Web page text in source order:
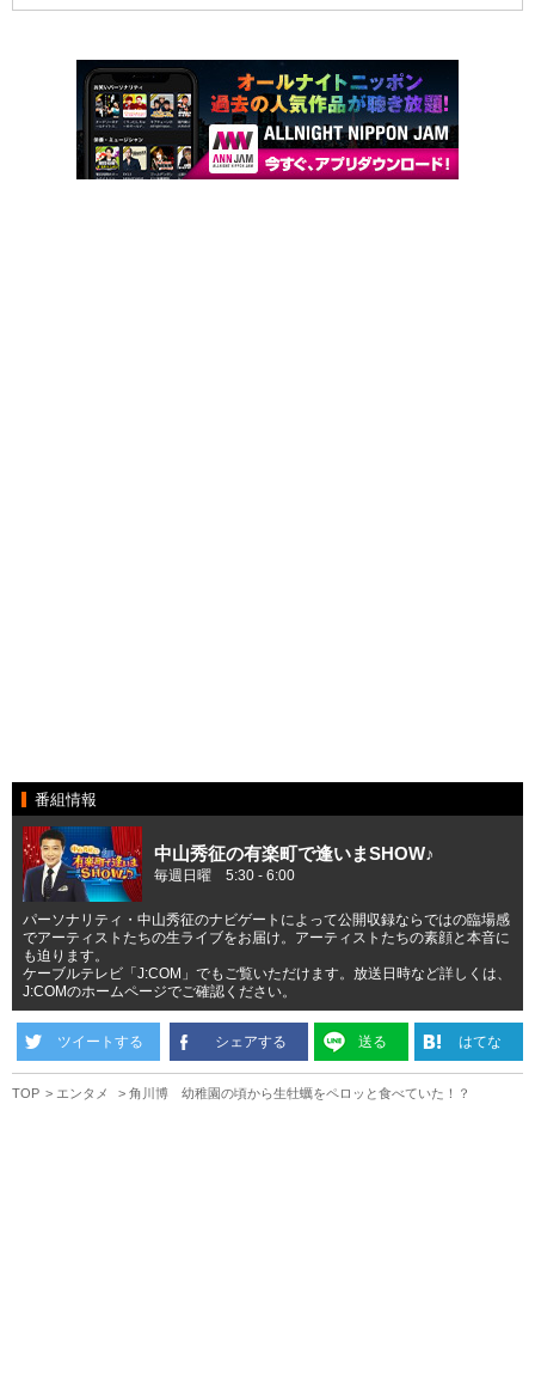
番組情報
中山秀征の有楽町で逢いまSHOW♪
毎週日曜 5:30 - 6:00
パーソナリティ・中山秀征のナビゲートによって公開収録ならではの臨場感
でアーティストたちの生ライブをお届け。アーティストたちの素顔と本音に
も迫ります。
ケーブルテレビ「J:COM」でもご覧いただけます。放送日時など詳しくは、
J:COMのホームページでご確認ください。
ツイートする シェアする 送る はてな
TOP エンタメ 角川博 幼稚園の頃から生牡蠣をペロッと食べていた！？